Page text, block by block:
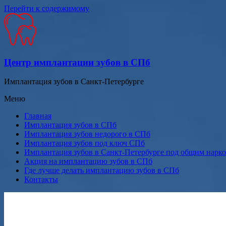
Перейти к содержимому
Центр имплантации зубов в СПб
Имплантация зубов в Санкт-Петербурге
Меню
Главная
Имплантация зубов в СПб
Имплантация зубов недорого в СПб
Имплантация зубов под ключ СПб
Имплантация зубов в Санкт-Петербурге под общим
Акция на имплантацию зубов в СПб
Где лучше делать имплантацию зубов в СПб
Контакты